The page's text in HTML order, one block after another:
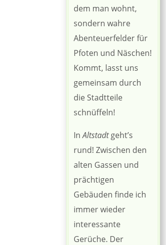
dem man wohnt,
sondern wahre
Abenteuerfelder für
Pfoten und Näschen!
Kommt, lasst uns
gemeinsam durch
die Stadtteile
schnüffeln!
InAltstadtgeht’s
rund! Zwischen den
alten Gassen und
prächtigen
Gebäuden finde ich
immer wieder
interessante
Gerüche. Der